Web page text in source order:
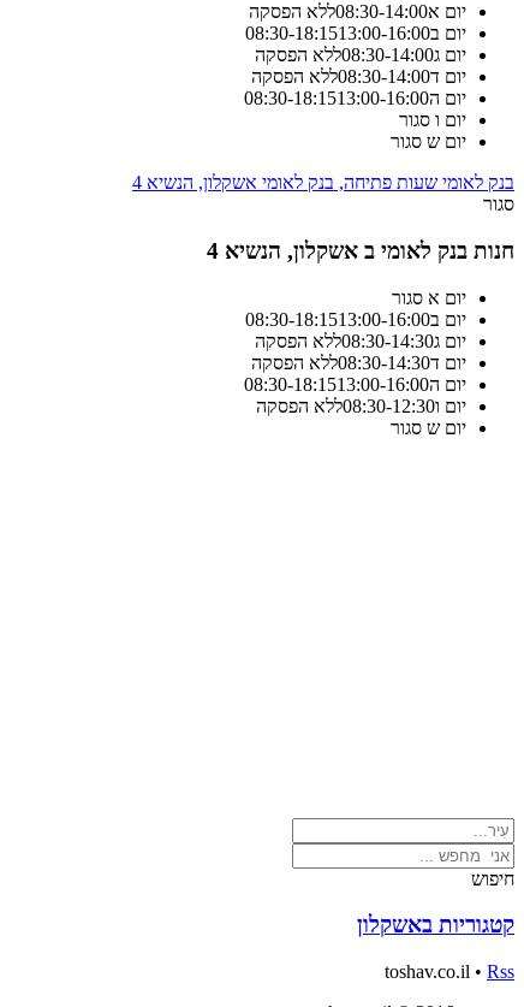
יום א 08:30-14:00
ללא הפסקה
יום ב
08:30-18:1513:00-16:00
יום ג
08:30-14:00
ללא הפסקה
יום ד
08:30-14:00
ללא הפסקה
יום ה
08:30-18:1513:00-16:00
יום ו סגור
יום ש סגור
בנק לאומי שעות פתיחה, בנק לאומי אשקלון, הנשיא 4
סגור
חנות בנק לאומי ב אשקלון, הנשיא 4
יום א סגור
יום ב
08:30-18:1513:00-16:00
יום ג
08:30-14:30
ללא הפסקה
יום ד
08:30-14:30
ללא הפסקה
יום ה
08:30-18:1513:00-16:00
יום ו
08:30-12:30
ללא הפסקה
יום ש סגור
חיפוש
קטגוריות באשקלון
toshav.co.il • Rss